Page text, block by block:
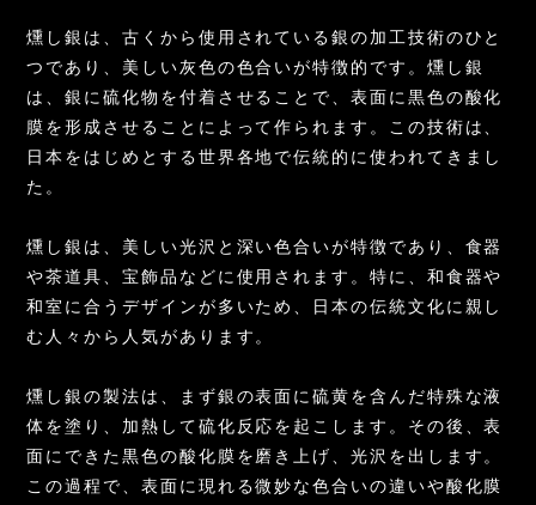
燻し銀は、古くから使用されている銀の加工技術のひと
つであり、美しい灰色の色合いが特徴的です。燻し銀
は、銀に硫化物を付着させることで、表面に黒色の酸化
膜を形成させることによって作られます。この技術は、
日本をはじめとする世界各地で伝統的に使われてきまし
た。
燻し銀は、美しい光沢と深い色合いが特徴であり、食器
や茶道具、宝飾品などに使用されます。特に、和食器や
和室に合うデザインが多いため、日本の伝統文化に親し
む人々から人気があります。
燻し銀の製法は、まず銀の表面に硫黄を含んだ特殊な液
体を塗り、加熱して硫化反応を起こします。その後、表
面にできた黒色の酸化膜を磨き上げ、光沢を出します。
この過程で、表面に現れる微妙な色合いの違いや酸化膜